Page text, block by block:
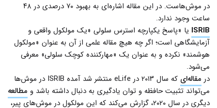
در موش‌هاست. در این مقاله اشاره‌ای به بهبود ۷۰ درصدی در ۴۸
ساعت وجود ندارد.
ISRIB یا «پاسخ یکپارچه استرس سلولی «یک مولکول واقعی و
آزمایشگاهی است؛ اگر چه هیچ مقاله‌ علمی از آن به عنوان «مولکول
هوشمند» نکرده و به عنوان یک «مهارکننده کوچک سلولی» معرفی
می‌شود.
در مقاله‌ای
که سال ۲۰۱۳ در eLife منتشر شد آمده ISRIB در موش‌ها
می‌تواند تثبیت حافظه و توان یادگیری به دنبال داشته باشد و مطالعه‌
دیگری در سال ۲۰۲۰، گزارش می‌کند که این مولکول در موش‌های پیر،